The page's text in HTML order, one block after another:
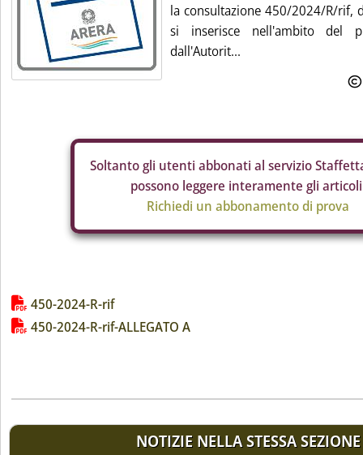
la consultazione 450/2024/R/rif,
si inserisce nell'ambito del
dall'Autorit...
Soltanto gli utenti abbonati al servizio
possono leggere interamente gli
Richiedi un abbonamento di prova
Lista allegati PDF alla notizia
450-2024-R-rif
450-2024-R-rif-ALLEGATO A
NOTIZIE NELLA STESSA SEZIONE